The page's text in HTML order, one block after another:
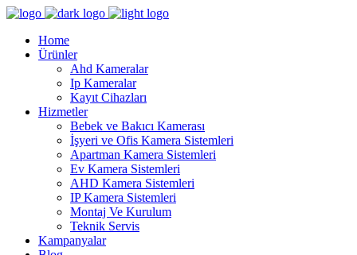
Home
Ürünler
Ahd Kameralar
Ip Kameralar
Kayıt Cihazları
Hizmetler
Bebek ve Bakıcı Kamerası
İşyeri ve Ofis Kamera Sistemleri
Apartman Kamera Sistemleri
Ev Kamera Sistemleri
AHD Kamera Sistemleri
IP Kamera Sistemleri
Montaj Ve Kurulum
Teknik Servis
Kampanyalar